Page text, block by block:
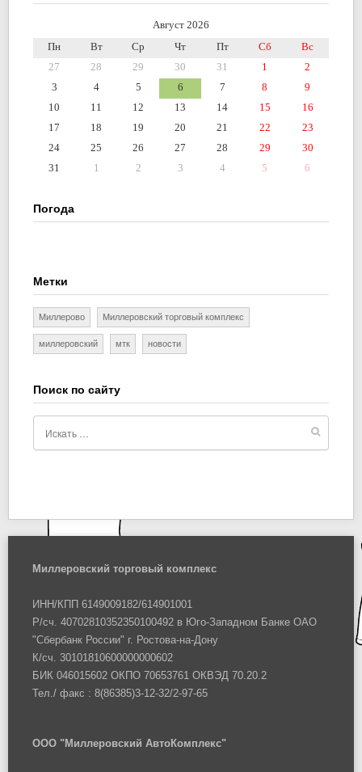
Август 2026
Пн
Вт Ср Чт Пт Сб
Вс
27
28 29 30 31 1
2
3
4 5 6 7 8
9
10
11 12 13 14 15
16
17
18 19 20 21 22
23
24
25 26 27 28 29
30
31
1 2 3 4 5 6
Погода
Метки
Миллерово Миллеровский торговый комплекс
миллеровский мтк новости
Поиск по сайту
Миллеровский торговый комплекс
ИНН/КПП 6149009182/614901001
Р/сч. 40702810352350100492 в Юго-Западном Банке ОАО
"Сбербанк России" г. Ростова-на-Дону
К/сч. 30101810600000000602
БИК 046015602 ОКПО 70653761 ОКВЭД 70.20.2
Тел./ факс : 8(86385)3-12-32/2-97-65
ООО "Миллеровский АвтоКомплекс"